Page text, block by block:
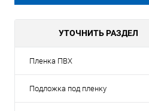
УТОЧНИТЬ РАЗДЕЛ
Пленка ПВХ
Подложка под пленку